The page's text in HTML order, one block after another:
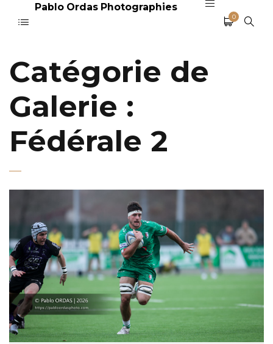
Pablo Ordas Photographies
0
Catégorie de
Galerie :
Fédérale 2